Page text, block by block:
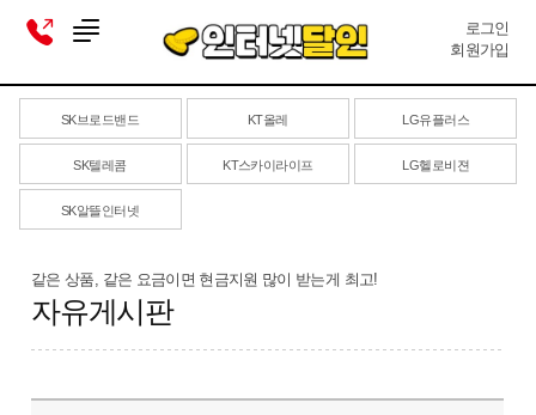
로그인
회원가입
SK브로드밴드 KT올레 LG유플러스
SK텔레콤 KT스카이라이프 LG헬로비젼
SK알뜰인터넷
같은 상품, 같은 요금이면 현금지원 많이 받는게 최고!
자유게시판